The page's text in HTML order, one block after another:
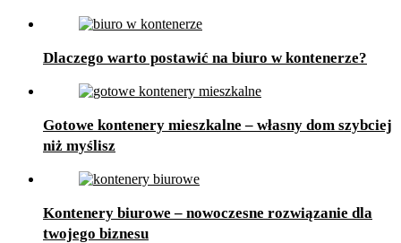
Dlaczego warto postawić na biuro w kontenerze?
Gotowe kontenery mieszkalne – własny dom szybciej
niż myślisz
Kontenery biurowe – nowoczesne rozwiązanie dla
twojego biznesu